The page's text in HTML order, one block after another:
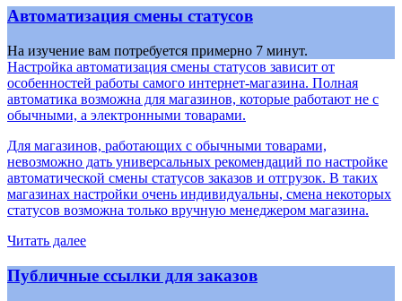
Автоматизация смены статусов
На изучение вам потребуется примерно 7 минут.
Настройка автоматизация смены статусов зависит от
особенностей работы самого интернет-магазина. Полная
автоматика возможна для магазинов, которые работают не с
обычными, а электронными товарами.
Для магазинов, работающих с обычными товарами,
невозможно дать универсальных рекомендаций по настройке
автоматической смены статусов заказов и отгрузок. В таких
магазинах настройки очень индивидуальны, смена некоторых
статусов возможна только вручную менеджером магазина.
Читать далее
Публичные ссылки для заказов